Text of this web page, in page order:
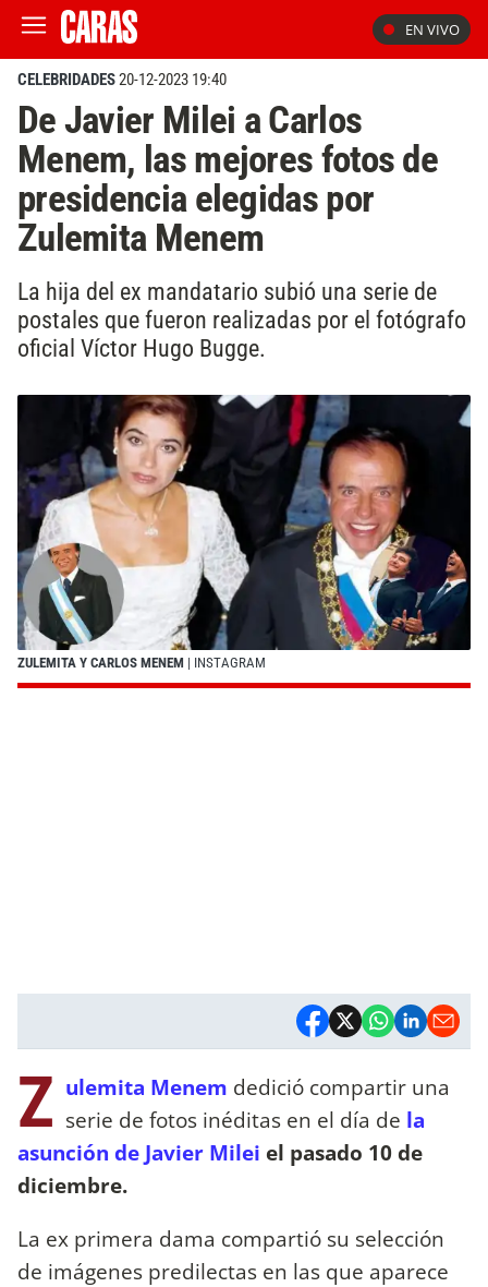
EN VIVO
CELEBRIDADES20-12-2023 19:40
De Javier Milei a Carlos
Menem, las mejores fotos de
presidencia elegidas por
Zulemita Menem
La hija del ex mandatario subió una serie de
postales que fueron realizadas por el fotógrafo
oficial Víctor Hugo Bugge.
ZULEMITA Y CARLOS MENEM | INSTAGRAM
Z ulemita Menem dedició compartir una
serie de fotos inéditas en el día de la
asunción de Javier Milei el pasado 10 de
diciembre.
La ex primera dama compartió su selección
de imágenes predilectas en las que aparece